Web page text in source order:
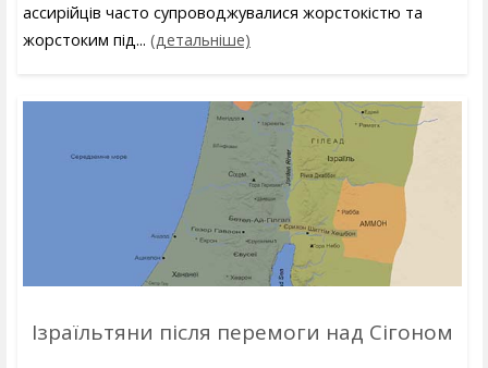
ассирійців часто супроводжувалися жорстокістю та
жорстоким під... (детальніше)
Ізраїльтяни після перемоги над Сігоном